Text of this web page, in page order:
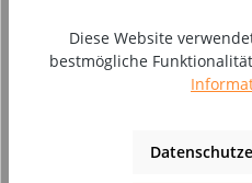
Gefahr, weil nicht so
sein können.
Benutzen Sie hier bei
Diese Website
bestmögliche